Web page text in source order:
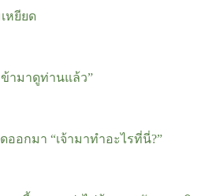
หยียด
ามาดูท่านแล้ว”
อกมา “เจ้ามาทำอะไรที่นี่?”